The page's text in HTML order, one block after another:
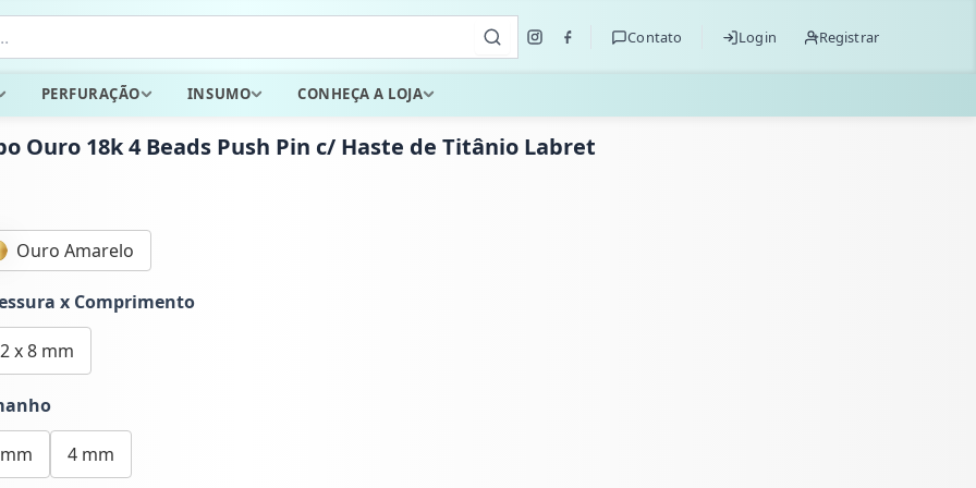
Contato Login Registrar
PERFURAÇÃO INSUMO CONHEÇA A LOJA
Ouro 18k 4 Beads Push Pin c/ Haste de Titânio Labret
Ouro Amarelo
x Comprimento
x 8 mm
4 mm